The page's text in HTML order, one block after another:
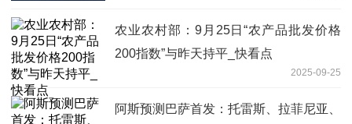
农业农村部：9月25日“农产品批发价格
200指数”与昨天持平_快看点
2025-09-25
阿斯预测巴萨首发：托雷斯、拉菲尼亚、